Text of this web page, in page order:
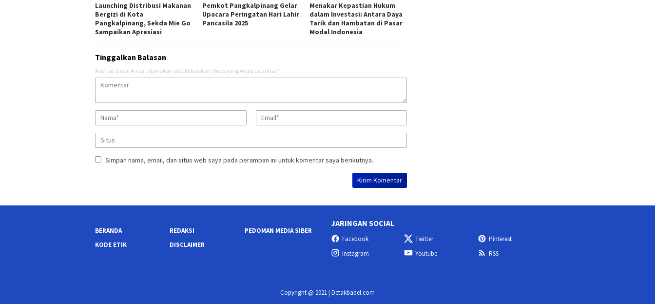
Launching Distribusi Makanan
Bergizi di Kota
Pangkalpinang, Sekda Mie Go
Sampaikan Apresiasi
Pemkot Pangkalpinang Gelar
Upacara Peringatan Hari Lahir
Pancasila 2025
Menakar Kepastian Hukum
dalam Investasi: Antara Daya
Tarik dan Hambatan di Pasar
Modal Indonesia
Tinggalkan Balasan
Alamat email Anda tidak akan dipublikasikan. Ruas yang wajib ditandai *
Simpan nama, email, dan situs web saya pada peramban ini untuk komentar saya berikutnya.
BERANDA REDAKSI
PEDOMAN MEDIA SIBER
KODE ETIK
DISCLAIMER
JARINGAN SOCIAL
Facebook Twitter
Pinterest
Instagram
Youtube RSS
Copyright @ 2021 | Detakbabel.com